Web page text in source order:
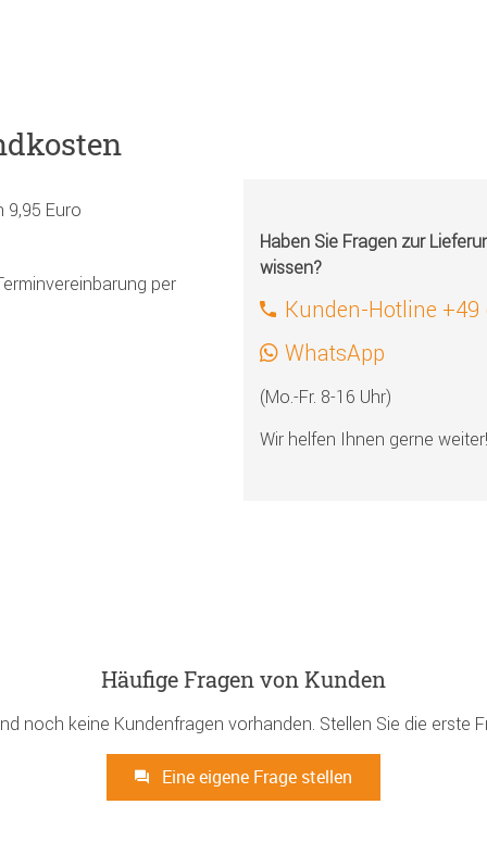
9,95 Euro
per
Haben Sie Fragen zur
wissen?
Kunden-Hotline +49
WhatsApp
(Mo.-Fr. 8-16 Uhr)
Wir helfen Ihnen gerne weiter!
Häufige Fragen von Kunden
noch keine Kundenfragen vorhanden. Stellen Sie die erste
Eine eigene Frage stellen